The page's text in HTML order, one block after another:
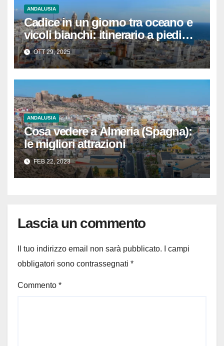
ANDALUSIA
Cadice in un giorno tra oceano e
vicoli bianchi: itinerario a piedi
con highlights e mappa
OTT 29, 2025
ANDALUSIA
Cosa vedere a Almeria (Spagna):
le migliori attrazioni
FEB 22, 2023
Lascia un commento
Il tuo indirizzo email non sarà pubblicato.
I campi
obbligatori sono contrassegnati *
Commento *